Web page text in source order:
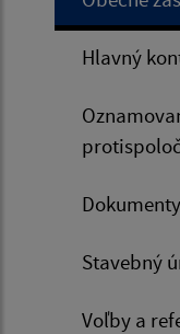
Hlavný
Dokumenty
Stavebný
Voľby a